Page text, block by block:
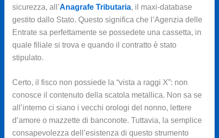
sicurezza, all’Anagrafe Tributaria, il maxi-database
gestito dallo Stato. Questo significa che l’Agenzia delle
Entrate sa perfettamente se possedete una cassetta, in
quale filiale si trova e quando il contratto è stato
stipulato.
Certo, il fisco non possiede la “vista a raggi X”: non
conosce il contenuto della scatola metallica. Non sa se
all’interno ci siano i vecchi orologi del nonno, lettere
d’amore o mazzette di banconote. Tuttavia, la semplice
consapevolezza dell’esistenza di questo strumento